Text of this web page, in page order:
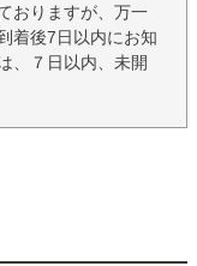
おりますが、万一
着後7日以内にお知
、７日以内、未開